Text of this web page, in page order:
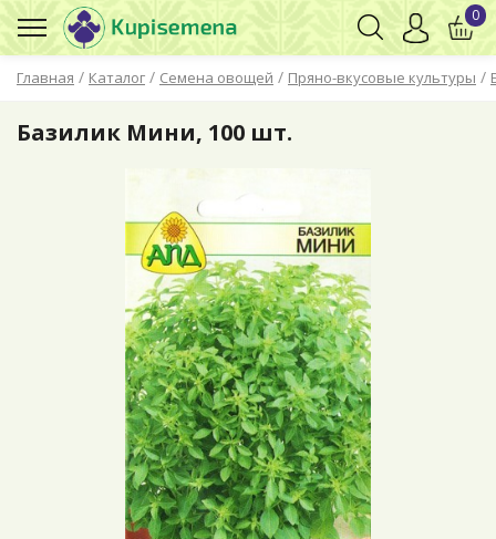
Главная / Каталог / Семена овощей / Пряно-вкусовые культуры /
0
Базилик Мини, 100 шт.